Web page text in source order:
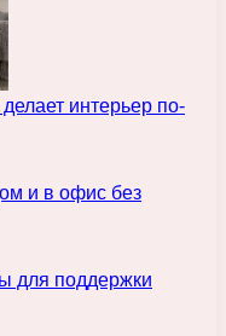
интерьер по-
и в офис без
для поддержки